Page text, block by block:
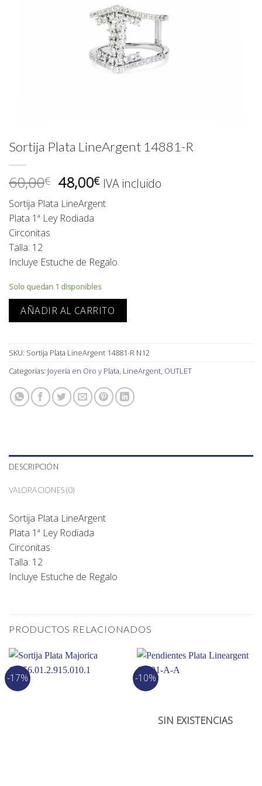
Sortija Plata LineArgent 14881-R
60,00€ El
precio
original
era:
48,00€El
precio
actual
IVA incluido
Sortija Plata LineArgent
Plata 1ª Ley Rodiada
Circonitas
Talla: 12
Incluye Estuche de Regalo
Solo quedan 1 disponibles
AÑADIR AL CARRITO
SKU: Sortija Plata LineArgent 14881-R N12
Categorías: Joyería en Oro y Plata, LineArgent, OUTLET
DESCRIPCIÓN
VALORACIONES (0)
Sortija Plata LineArgent
Plata 1ª Ley Rodiada
Circonitas
Talla: 12
Incluye Estuche de Regalo
PRODUCTOS RELACIONADOS
-17% -10%
SIN EXISTENCIAS